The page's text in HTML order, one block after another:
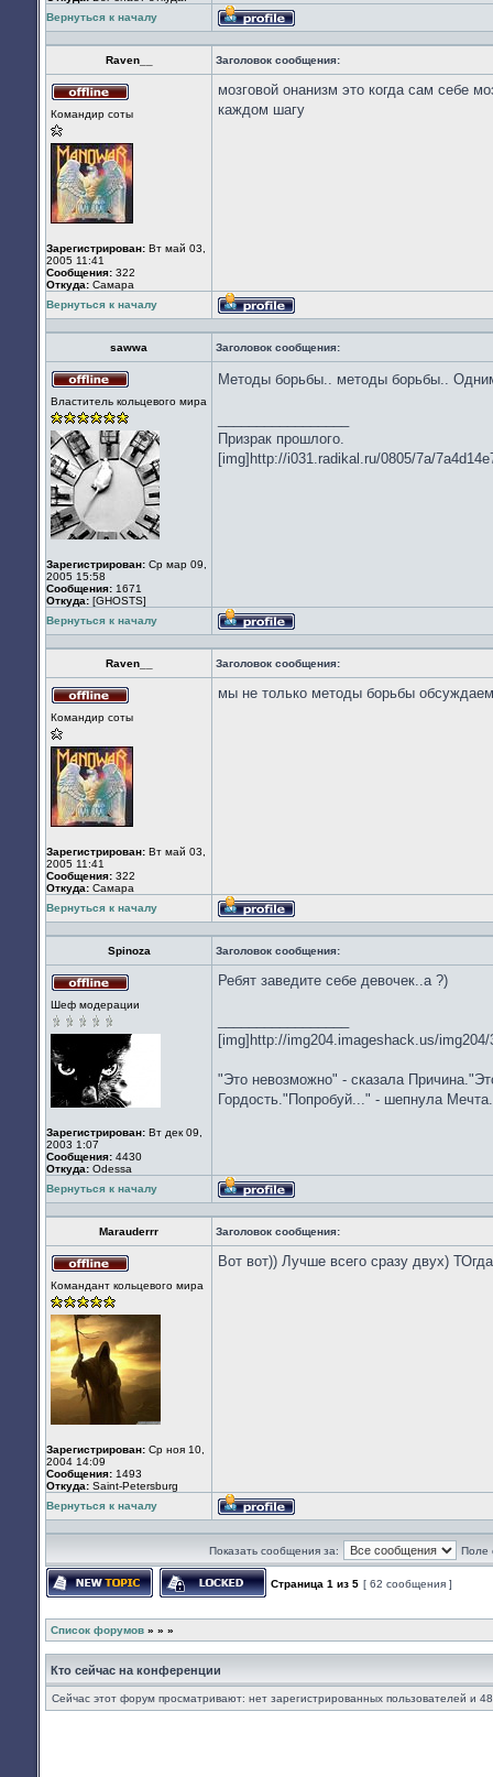
Вернуться к началу
Профиль
Raven__ Заголовок сообщения:
в
Командир соты
Зарегистрирован: Вт май 03,
2005 11:41
Сообщения: 322
Откуда: Cамара
мозговой онанизм это когда сам себе
каждом шагу
Вернуться к началу
Профиль
sawwa Заголовок сообщения:
в
Властитель кольцевого мира
Зарегистрирован: Ср мар 09,
2005 15:58
Сообщения: 1671
Откуда: [GHOSTS]
Методы борьбы.. методы борьбы..
Призрак прошлого.
[img]http://i031.radikal.ru/0805/7a/
Вернуться к началу
Профиль
Raven__ Заголовок сообщения:
в
Командир соты
Зарегистрирован: Вт май 03,
2005 11:41
Сообщения: 322
Откуда: Cамара
мы не только методы борьбы
Вернуться к началу
Профиль
Spinoza Заголовок сообщения:
в
Шеф модерации
Зарегистрирован: Вт дек 09,
2003 1:07
Сообщения: 4430
Откуда: Odessa
Ребят заведите себе девочек..а ?)
[img]http://img204.imageshack.us/
"Это невозможно" - сказала
Гордость."Попробуй..." - шепнула
Вернуться к началу
Профиль
Marauderrr Заголовок сообщения:
в
Командант кольцевого мира
Зарегистрирован: Ср ноя 10,
2004 14:09
Сообщения: 1493
Откуда: Saint-Petersburg
Вот вот)) Лучше всего сразу двух)
Вернуться к началу
Профиль
Показать сообщения за: Поле
Страница 1 из 5 [ 62 сообщения ]
Список форумов » » »
Кто сейчас на конференции
Сейчас этот форум просматривают: нет зарегистрированных пользователей и 48